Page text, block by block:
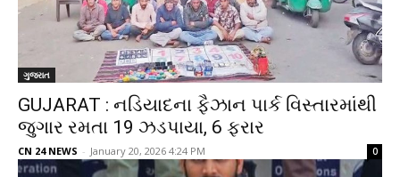
ગુજરાત
GUJARAT : નડિયાદના ફૈઝાન પાર્ક વિસ્તારમાંથી
જુગાર રમતા 19 ઝડપાયા, 6 ફરાર
CN 24 NEWS - January 20, 2026 4:24 PM 0